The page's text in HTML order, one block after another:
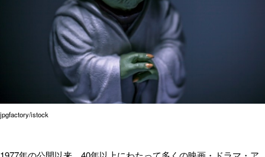
jpgfactory/istock